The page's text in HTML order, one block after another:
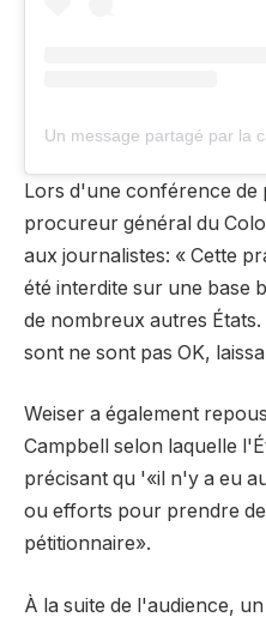
Lors d'une conférence de
procureur général du
aux journalistes: « Cette
été interdite sur une base
de nombreux autres États.
sont ne sont pas OK,
Weiser a également
Campbell selon laquelle
précisant qu '«il n'y a eu
ou efforts pour prendre
pétitionnaire».
À la suite de l'audience,